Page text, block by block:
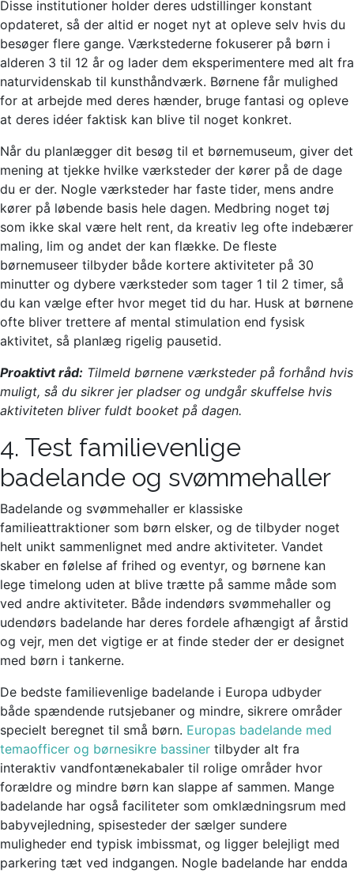
Disse institutioner holder deres udstillinger konstant
opdateret, så der altid er noget nyt at opleve selv hvis du
besøger flere gange. Værkstederne fokuserer på børn i
alderen 3 til 12 år og lader dem eksperimentere med alt fra
naturvidenskab til kunsthåndværk. Børnene får mulighed
for at arbejde med deres hænder, bruge fantasi og opleve
at deres idéer faktisk kan blive til noget konkret.
Når du planlægger dit besøg til et børnemuseum, giver det
mening at tjekke hvilke værksteder der kører på de dage
du er der. Nogle værksteder har faste tider, mens andre
kører på løbende basis hele dagen. Medbring noget tøj
som ikke skal være helt rent, da kreativ leg ofte indebærer
maling, lim og andet der kan flække. De fleste
børnemuseer tilbyder både kortere aktiviteter på 30
minutter og dybere værksteder som tager 1 til 2 timer, så
du kan vælge efter hvor meget tid du har. Husk at børnene
ofte bliver trettere af mental stimulation end fysisk
aktivitet, så planlæg rigelig pausetid.
Proaktivt råd: Tilmeld børnene værksteder på forhånd hvis
muligt, så du sikrer jer pladser og undgår skuffelse hvis
aktiviteten bliver fuldt booket på dagen.
4. Test familievenlige
badelande og svømmehaller
Badelande og svømmehaller er klassiske
familieattraktioner som børn elsker, og de tilbyder noget
helt unikt sammenlignet med andre aktiviteter. Vandet
skaber en følelse af frihed og eventyr, og børnene kan
lege timelong uden at blive trætte på samme måde som
ved andre aktiviteter. Både indendørs svømmehaller og
udendørs badelande har deres fordele afhængigt af årstid
og vejr, men det vigtige er at finde steder der er designet
med børn i tankerne.
De bedste familievenlige badelande i Europa udbyder
både spændende rutsjebaner og mindre, sikrere områder
specielt beregnet til små børn. Europas badelande med
temaofficer og børnesikre bassiner tilbyder alt fra
interaktiv vandfontænekabaler til rolige områder hvor
forældre og mindre børn kan slappe af sammen. Mange
badelande har også faciliteter som omklædningsrum med
babyvejledning, spisesteder der sælger sundere
muligheder end typisk imbissmat, og ligger belejligt med
parkering tæt ved indgangen. Nogle badelande har endda